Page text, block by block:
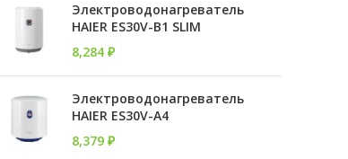
Электроводонагреватель
HAIER ES30V-B1 SLIM
8,284 ₽
Электроводонагреватель
HAIER ES30V-A4
8,379 ₽